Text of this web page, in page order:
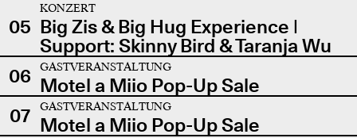
05
KONZERT
Big Zis & Big Hug Experience |
Support: Skinny Bird & Taranja Wu
06
GASTVERANSTALTUNG
Motel a Miio Pop-Up Sale
07
GASTVERANSTALTUNG
Motel a Miio Pop-Up Sale